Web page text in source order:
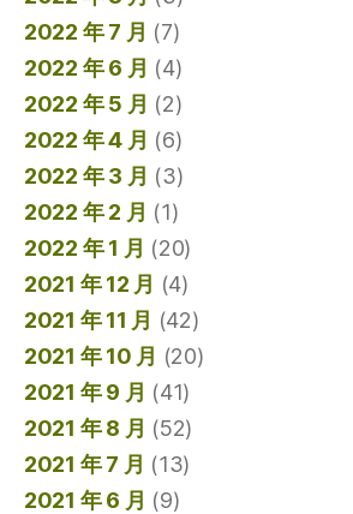
2022 年 7 月 (7)
2022 年 6 月 (4)
2022 年 5 月 (2)
2022 年 4 月 (6)
2022 年 3 月 (3)
2022 年 2 月 (1)
2022 年 1 月 (20)
2021 年 12 月 (4)
2021 年 11 月 (42)
2021 年 10 月 (20)
2021 年 9 月 (41)
2021 年 8 月 (52)
2021 年 7 月 (13)
2021 年 6 月 (9)